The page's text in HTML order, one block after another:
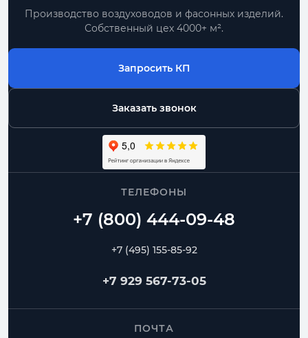
Производство воздуховодов и фасонных изделий.
Собственный цех 4000+ м².
Запросить КП
Заказать звонок
ТЕЛЕФОНЫ
+7 (495) 155-85-92
+7 929 567-73-05
ПОЧТА